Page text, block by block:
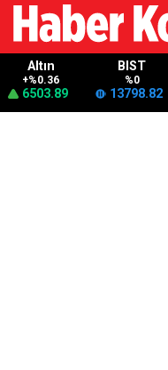
Altın
+%0.36
6503.89
BIST
%0
13798.82